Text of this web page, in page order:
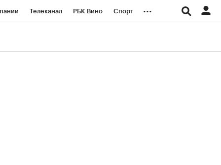
Телеканал РБК Вино Спорт ...